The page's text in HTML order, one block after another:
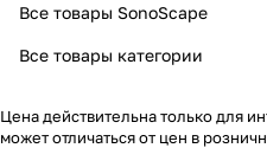
Все товары SonoScape
Все товары категории
Цена действительна только для
может отличаться от цен в